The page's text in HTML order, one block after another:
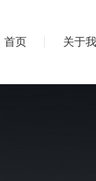
首页 关于